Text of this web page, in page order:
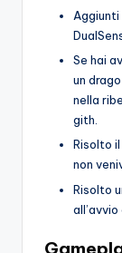
Aggiunti
Se hai
un
nella
gith.
Risolto
non
Risolto